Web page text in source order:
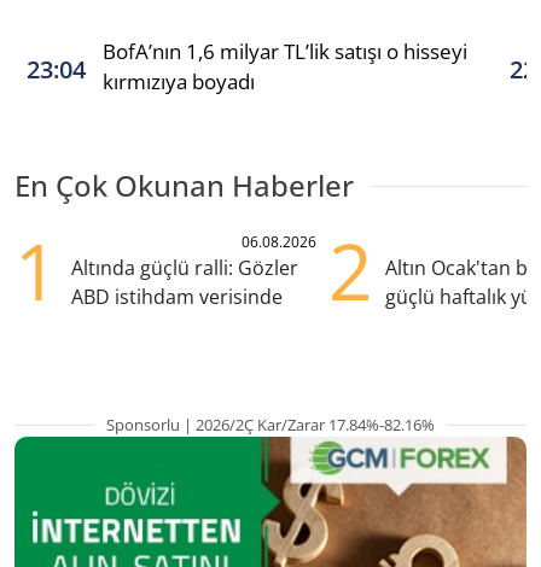
23:04
BofA’nın 1,6 milyar TL’lik satışı o hisseyi
kırmızıya boyadı
En Çok Okunan Haberler
1 06.08.2026
Altında güçlü ralli: Gözler
ABD istihdam verisinde
2
Altın Ocak'tan
güçlü haftalık
Sponsorlu | 2026/2Ç Kar/Zarar 17.84%-82.16%